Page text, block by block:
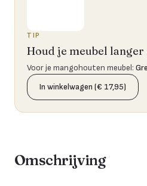
TIP
Houd je meubel
Voor je mangohouten meubel:
In winkelwagen (€ 17,95)
Omschrijving